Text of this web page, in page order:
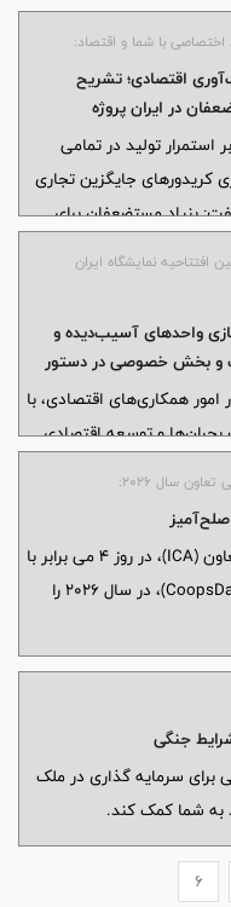
با شما و اقتصاد:
اقتصادی؛ تشریح
در ایران پروژه
استمرار تولید در تمامی
کریدورهای جایگزین تجاری
بنیاد مستضعفان برای
شرایط حساس اقتصادی و
افتتاحیه نمایشگاه ایران
واحدهای آسیب‌دیده و
و بخش خصوصی در دستور
همکاری‌های اقتصادی، با
و توسعه اقتصادی
حمایت از واحدهای
دولت و بخش خصوصی
سال 2026:
صلح‌آمیز
اتحادیه بین المللی تعاون (ICA)، در روز ۴ می برابر با
۱۴ اردیبهشت ماه شعار روز جهانی تعاون (CoopsDay)، در سال ۲۰۲۶ را
جنگی
برای سرمایه‌ گذاری در ملک
به شما کمک کند.
6